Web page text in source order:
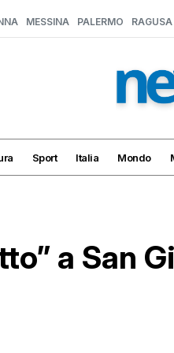
MESSINA PALERMO RAGUSA
Sport Italia Mondo
a San